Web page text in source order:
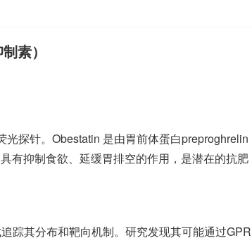
素）
探针。Obestatin 是由胃前体蛋白preproghrelin
有抑制食欲、延缓胃排空的作用，是潜在的抗肥
踪其分布和靶向机制。研究发现其可能通过GPR